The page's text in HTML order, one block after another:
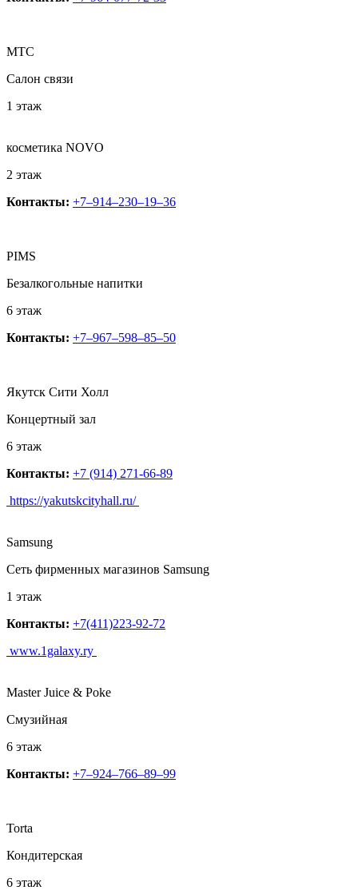
МТС
Салон связи
1 этаж
косметика NOVO
2 этаж
Контакты: +7‒914‒230‒19‒36
PIMS
Безалкогольные напитки
6 этаж
Контакты: +7‒967‒598‒85‒50
Якутск Сити Холл
Концертный зал
6 этаж
Контакты: +7 (914) 271-66-89
https://yakutskcityhall.ru/
Samsung
Сеть фирменных магазинов Samsung
1 этаж
Контакты: +7(411)223-92-72
www.1galaxy.ry
Master Juice & Poke
Смузийная
6 этаж
Контакты: +7‒924‒766‒89‒99
Torta
Кондитерская
6 этаж